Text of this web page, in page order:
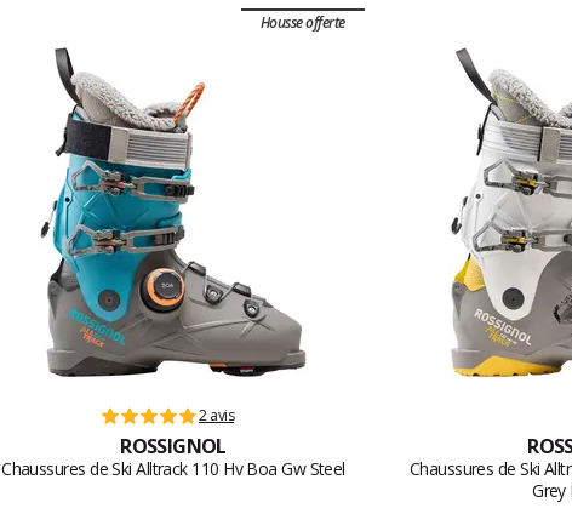
Housse offerte
2 avis
ROSSIGNOL
Chaussures de Ski Alltrack 110 Hv Boa Gw Steel
Chaussures de Ski
Grey